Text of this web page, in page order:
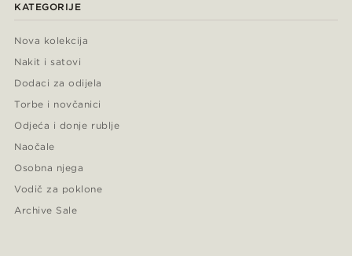
KATEGORIJE
Nova kolekcija
Nakit i satovi
Dodaci za odijela
Torbe i novčanici
Odjeća i donje rublje
Naočale
Osobna njega
Vodič za poklone
Archive Sale